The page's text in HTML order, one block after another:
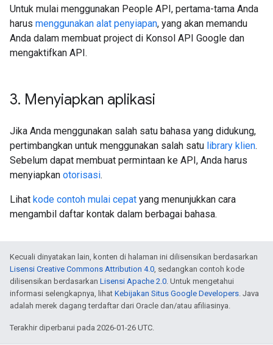
Untuk mulai menggunakan People API, pertama-tama Anda
harus menggunakan alat penyiapan, yang akan memandu
Anda dalam membuat project di Konsol API Google dan
mengaktifkan API.
3. Menyiapkan aplikasi
Jika Anda menggunakan salah satu bahasa yang didukung,
pertimbangkan untuk menggunakan salah satu library klien.
Sebelum dapat membuat permintaan ke API, Anda harus
menyiapkan otorisasi.
Lihat kode contoh mulai cepat yang menunjukkan cara
mengambil daftar kontak dalam berbagai bahasa.
Kecuali dinyatakan lain, konten di halaman ini dilisensikan berdasarkan
Lisensi Creative Commons Attribution 4.0, sedangkan contoh kode
dilisensikan berdasarkan Lisensi Apache 2.0. Untuk mengetahui
informasi selengkapnya, lihat Kebijakan Situs Google Developers. Java
adalah merek dagang terdaftar dari Oracle dan/atau afiliasinya.
Terakhir diperbarui pada 2026-01-26 UTC.